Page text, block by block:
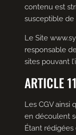
contenu est
susceptible
Le Site
responsable
sites pouvant
ARTICLE
Les CGV ainsi
en découlent
Étant rédigées